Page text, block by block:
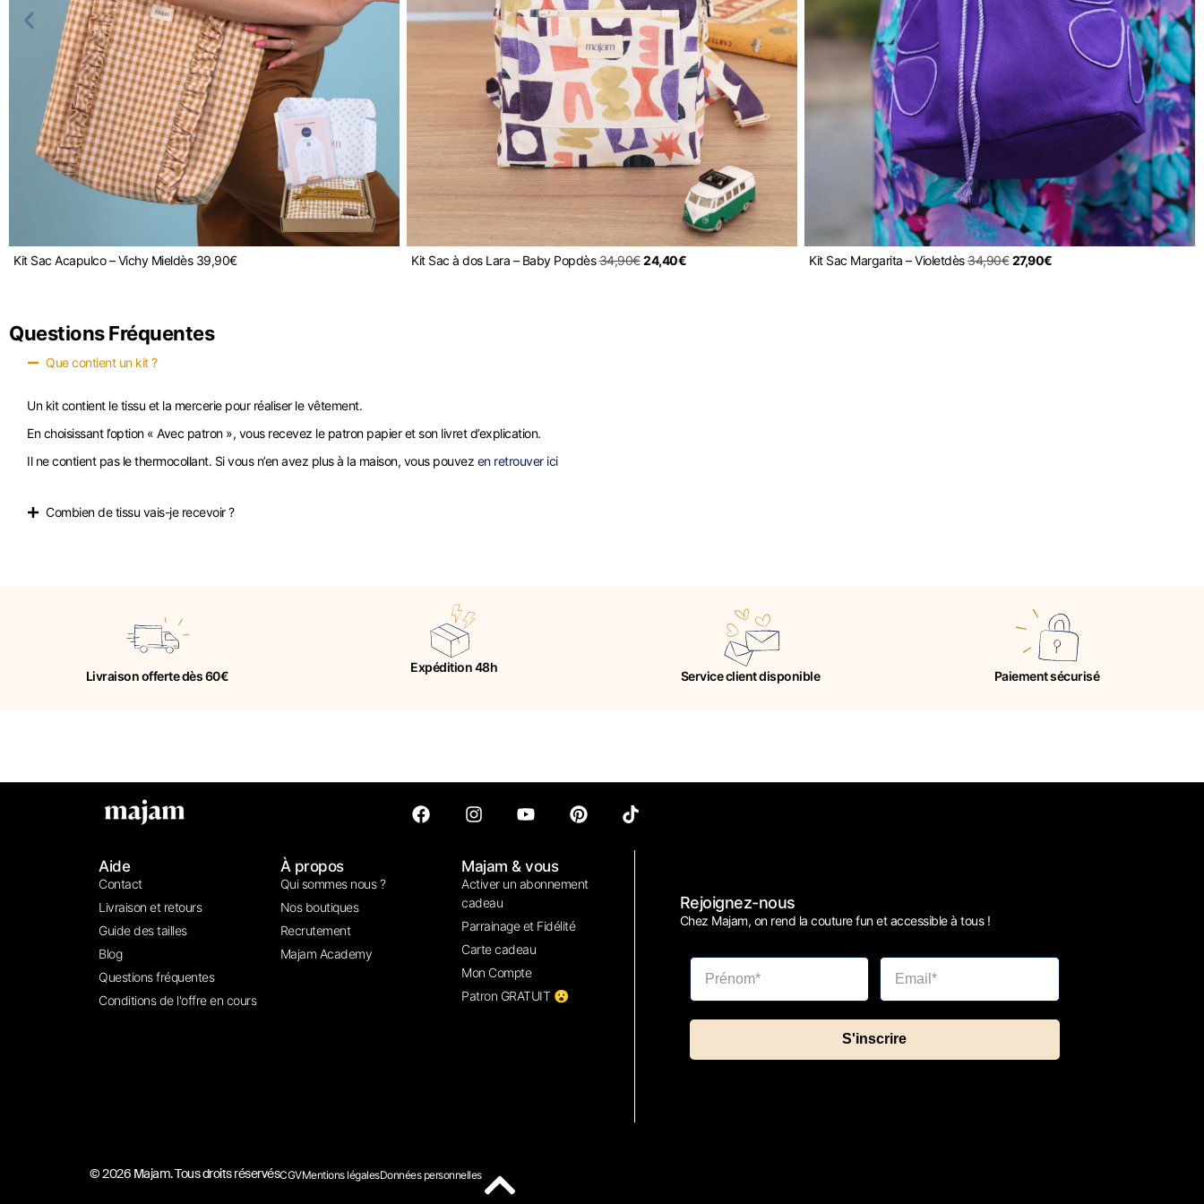
Kit Sac Acapulco – Vichy Mieldès 39,90€ Kit Sac à dos Lara – Baby Popdès34,90€ 24,40€ Kit Sac Margarita – Violetdès34,90€ 27,90€
Questions Fréquentes
Que contient un kit ?
Un kit contient le tissu et la mercerie pour réaliser le vêtement.
En choisissant l’option « Avec patron », vous recevez le patron papier et son livret d’explication.
Il ne contient pas le thermocollant. Si vous n’en avez plus à la maison, vous pouvez en retrouver ici
Combien de tissu vais-je recevoir ?
Livraison offerte dès 60€
Expédition 48h
Service client disponible Paiement sécurisé
Aide
Contact
Livraison et retours
Guide des tailles
Blog
Questions fréquentes
Conditions de l'offre en cours
À propos
Qui sommes nous ?
Nos boutiques
Recrutement
Majam Academy
Majam & vous
Activer un abonnement
cadeau
Parrainage et Fidélité
Carte cadeau
Mon Compte
Patron GRATUIT 😮
Rejoignez-nous
Chez Majam, on rend la couture fun et accessible à tous !
S'inscrire
© 2026 Majam. Tous droits réservésCGVMentions légalesDonnées personnelles